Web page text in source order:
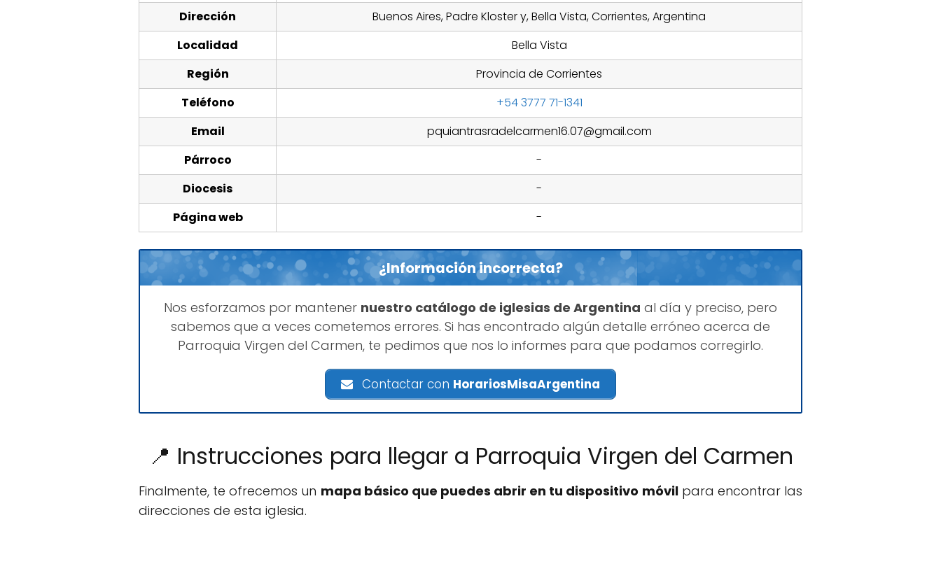
Dirección
Buenos Aires, Padre Kloster y, Bella Vista, Corrientes, Argentina
Localidad
Bella Vista
Región
Provincia de Corrientes
Teléfono
+54 3777 71-1341
Email
pquiantrasradelcarmen16.07@gmail.com
Párroco
-
Diocesis
-
Página web
-
¿Información incorrecta?
Nos esforzamos por mantener nuestro catálogo de iglesias de Argentina al día y preciso, pero
sabemos que a veces cometemos errores. Si has encontrado algún detalle erróneo acerca de
Parroquia Virgen del Carmen, te pedimos que nos lo informes para que podamos corregirlo.
Contactar con HorariosMisaArgentina
📍 Instrucciones para llegar a Parroquia Virgen del Carmen
Finalmente, te ofrecemos un mapa básico que puedes abrir en tu dispositivo móvilpara encontrar las
direcciones de esta iglesia.